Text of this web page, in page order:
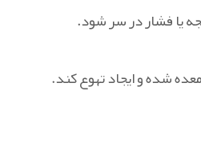
یا فشار در سر شود.
شده و ایجاد تهوع کند.